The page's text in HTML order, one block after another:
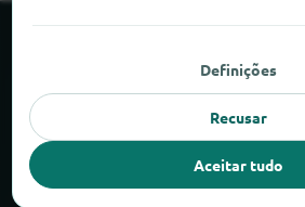
Factos e números
Parceiros
Definições
Recusar
Aceitar tudo